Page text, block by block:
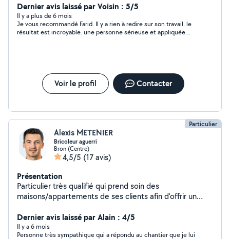
petits bricolages, déménagement...
Dernier avis laissé par Voisin : 5/5
Il y a plus de 6 mois
Je vous recommandé Farid. Il y a rien à redire sur son travail. le
résultat est incroyable. une personne sérieuse et appliquée
Voir le profil Contacter
Particulier
Alexis METENIER
Bricoleur aguerri
Bron (Centre)
4,5/5 (17 avis)
Présentation
Particulier très qualifié qui prend soin des
maisons/appartements de ses clients afin d'offrir un
grande rigueur. Je ne m'engagerais pas dans des travaux
que je ne maîtrise pas mais lorsque je m'engage, je vous
Dernier avis laissé par Alain : 4/5
Il y a 6 mois
Personne très sympathique qui a répondu au chantier que je lui